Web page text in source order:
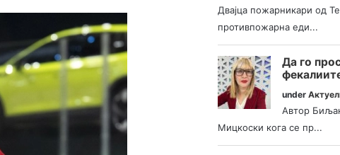
Двајца пожарникари од
противпожарна еди...
Да го
under
Автор
Мицкоски кога се пр...